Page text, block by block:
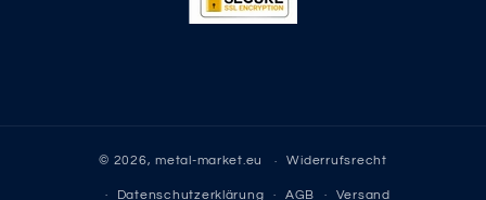
© 2026,metal-market.eu Widerrufsrecht
Datenschutzerklärung AGB Versand